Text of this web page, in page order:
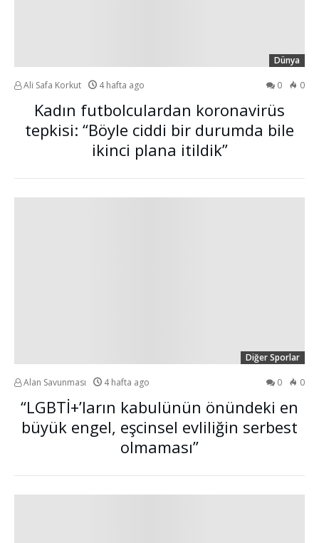
Dünya
Ali Safa Korkut 4 hafta ago 0 0
Kadın futbolculardan koronavirüs
tepkisi: “Böyle ciddi bir durumda bile
ikinci plana itildik”
Diğer Sporlar
Alan Savunması 4 hafta ago 0 0
“LGBTİ+’ların kabulünün önündeki en
büyük engel, eşcinsel evliliğin serbest
olmaması”